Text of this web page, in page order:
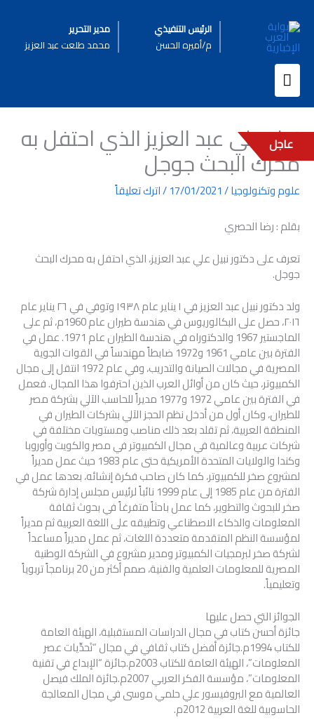
المحتوى
الرئيس التنفيذي
م/أميره الحسن
مدير التحرير
محمد طلعت عبد العزيز
القائمة
الرئيسية
عاجل
نبيل علي عبد العزيز الذي احتفل به
محرك البحث جوجل
علوم وتكنولوجيا/
17/01/2021
/اترك تعليقاً
بقلم : رضا الحصري
تعرف على دكتور نبيل علي عبد العزيز، الذي احتفل به محرك البحث
جوجل.
ولد دكتور نبيل عبد العزيز في ١ يناير عام ١٩٣٨ وتوفي في ٢٦ يناير عام
٢٠١٦، حصل على البكالوريوس في هندسة طيران عام 1960م، ثم على
الماجستير 1967 والدكتوراه في هندسة الطيران عام 1971. عمل في
الفترة بين عامي 1961 و1972 ضابطاً مهندساً في القوات الجوية
المصرية في مجالات الصيانة والتدريب، وفي عام 1972 انتقل إلى مجال
الكمبيوتر، حيث كان من أوائل العرب الذين احترفوا هذا المجال. فعمل
في الفترة بين عامي 1972 و1977 مديراً للحاسب الآلي بشركة مصر
للطيران، وكان أول من أدخل نظم الحجز الآلي بشركات الطيران في
المنطقة العربية، ثم تقلد بعد ذلك مناصب ومستويات مختلفة في
شركات عربية وعالمية في مجال الكمبيوتر في مصر والكويت وأوروبا
وكندا والولايات المتحدة الأمريكية حتى عام 1983 حيث عمل مديراً
لمشروع صخر للكمبيوتر، كما كان صاحب فكرة إنشائه، بعدها عمل في
الفترة من عام 1985 إلى عام 1999 نائباً لرئيس مجلس إدارة شركة
صخر للبحوث والتطوير، كما عمل باحثاً متفرغاً في بحوث ثقافة
المعلومات والذكاء الاصطناعي وتطبيقه على اللغة العربية ثم مديراً
لمؤسسة النظم المتقدمة متعددة اللغات، ثم عمل مديراً مساعداً
لشركة صخر لبرمجيات الكمبيوتر ومدير مشروع في الشركة الوطنية
المصرية للمعلومات العلمية والفنية، صمم أكثر من 20 برنامجاً تربوياً
وتعليمياً.
الجوائز التي حصل عليها
جائزة أحسن كتاب في مجال الدراسات المستقبلية، الهيئة العامة
للكتاب 1994م.جائزة أفضل كتاب ثقافي في مجال “تَحدِّيات عصر
المعلومات”، الهيئة العامة للكتاب 2003م.جائزة “الإبداع في تقنية
المعلومات”، مؤسسة الفكر العربي 2007م.جائزة الملك فيصل
العالمية مع البروفيسور علي حلمي موسى في مجال المعالجة
الحاسوبية للغة العربية 2012م.